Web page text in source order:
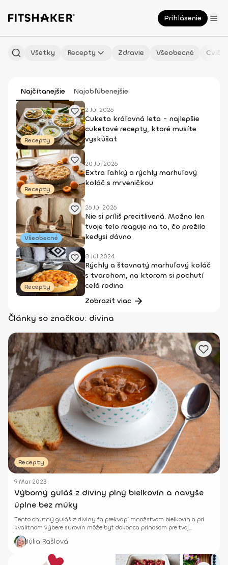
Prihlásenie
Všetky Recepty Zdravie Všeobecné
Najčítanejšie Najobľúbenejšie
Recepty
2 Júl 2026
Cuketa kráľovná leta - najlepšie
cuketové recepty, ktoré musíte
vyskúšať
Recepty
20 Júl 2026
Extra ľahký a rýchly marhuľový
koláč s mrveničkou
Všeobecné
26 Júl 2026
Nie si príliš precitlivená. Možno len
tvoje telo reaguje na to, čo prežilo
kedysi dávno
Recepty
8 Júl 2024
Rýchly a šťavnatý marhuľový koláč
s tvarohom, na ktorom si pochutí
celá rodina
Zobraziť viac
Články so značkou: divina
Recepty
9 Mar 2023
Výborný guláš z diviny plný bielkovín a navyše
úplne bez múky
Tento chutný guláš z diviny ťa prekvapí množstvom bielkovín a pri
kvalitnom výbere surovín môže byť dokonca prínosom pre tvoj
jedálniček.
Júlia Rašlová